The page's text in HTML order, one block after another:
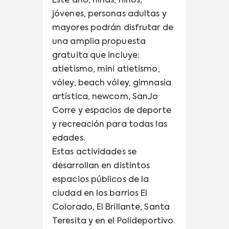
jóvenes, personas adultas y
mayores podrán disfrutar de
una amplia propuesta
gratuita que incluye:
atletismo, mini atletismo,
vóley, beach vóley, gimnasia
artística, newcom, SanJo
Corre y espacios de deporte
y recreación para todas las
edades.
Estas actividades se
desarrollan en distintos
espacios públicos de la
ciudad en los barrios El
Colorado, El Brillante, Santa
Teresita y en el Polideportivo.